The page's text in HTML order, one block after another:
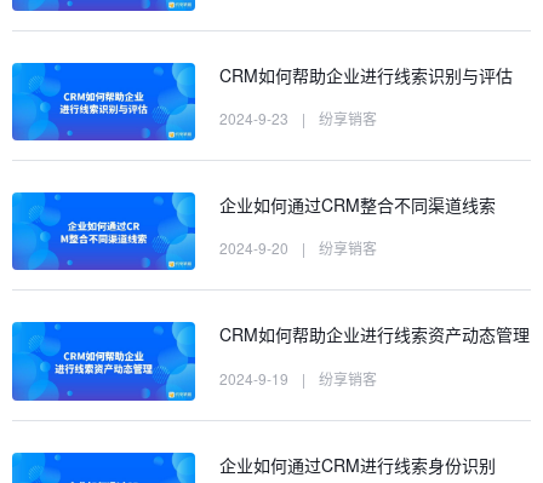
CRM如何帮助企业进行线索识别与评估
2024-9-23 | 纷享销客
企业如何通过CRM整合不同渠道线索
2024-9-20 | 纷享销客
CRM如何帮助企业进行线索资产动态管理
2024-9-19 | 纷享销客
企业如何通过CRM进行线索身份识别